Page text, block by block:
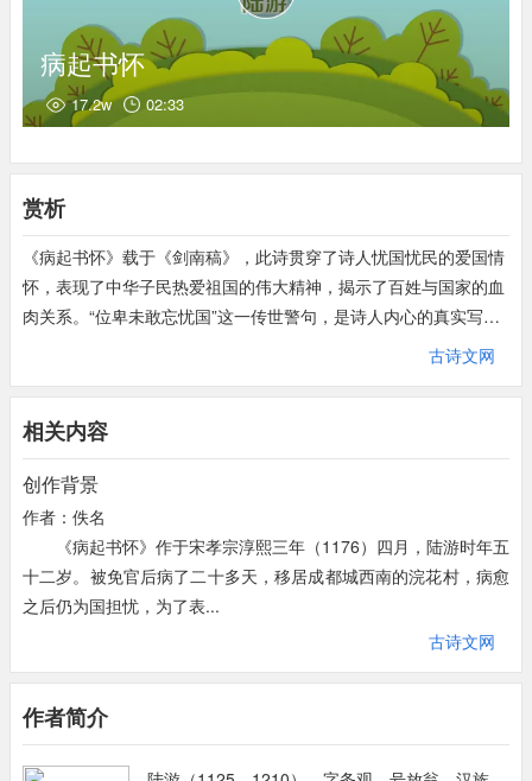
病起书怀
17.2w 02:33
赏析
《病起书怀》载于《剑南稿》，此诗贯穿了诗人忧国忧民的爱国情
怀，表现了中华子民热爱祖国的伟大精神，揭示了百姓与国家的血
肉关系。“位卑未敢忘忧国”这一传世警句，是诗人内心的真实写
照，也是历代爱国志士爱国之心的真实写照，这也是它能历尽沧
酬，而年已老大，自然有着深深的慨叹和感伤；但他在诗中说一个
人盖棺方能论定，表明诗人对前途仍然充满着希望。
首联“病骨支离纱帽宽，孤臣万里客江干”。叙事、点题，是诗人诗
文自身的写照“纱帽宽”，一语双关，既言其病后瘦损，故感帽沿宽
松。也暗含被贬官之意，写出了现实，纵使有满腔报国之志，也只
能身处江湖之远，客居江边，无力回天，心中的痛苦与烦恼可见一
斑。
颔联“位卑未敢忘忧国，事定犹须待阖棺”。为全篇的主旨所在，其
中“位卑未敢忘忧国”同顾炎武的“天下兴亡，匹夫有责“意思相近，
它的主旨就是热爱祖国。这两句使我们看到诗人高尚的人格和一颗
忠心爱国的赤子之心。正因为诗人光明磊落、心地坦荡，所以他对
暂时遭遇的挫折并不介意。他坚信历史是公正的，是一定会对一个
人做出恰如其分的评价的。但是诗人并没有局限于抒写自己的情
古诗文网
相关内容
创作背景
作者：佚名
 《病起书怀》作于宋孝宗淳熙三年（1176）四月，陆游时年五
十二岁。被免官后病了二十多天，移居成都城西南的浣花村，病愈
之后仍为国担忧，为了表...
古诗文网
作者简介